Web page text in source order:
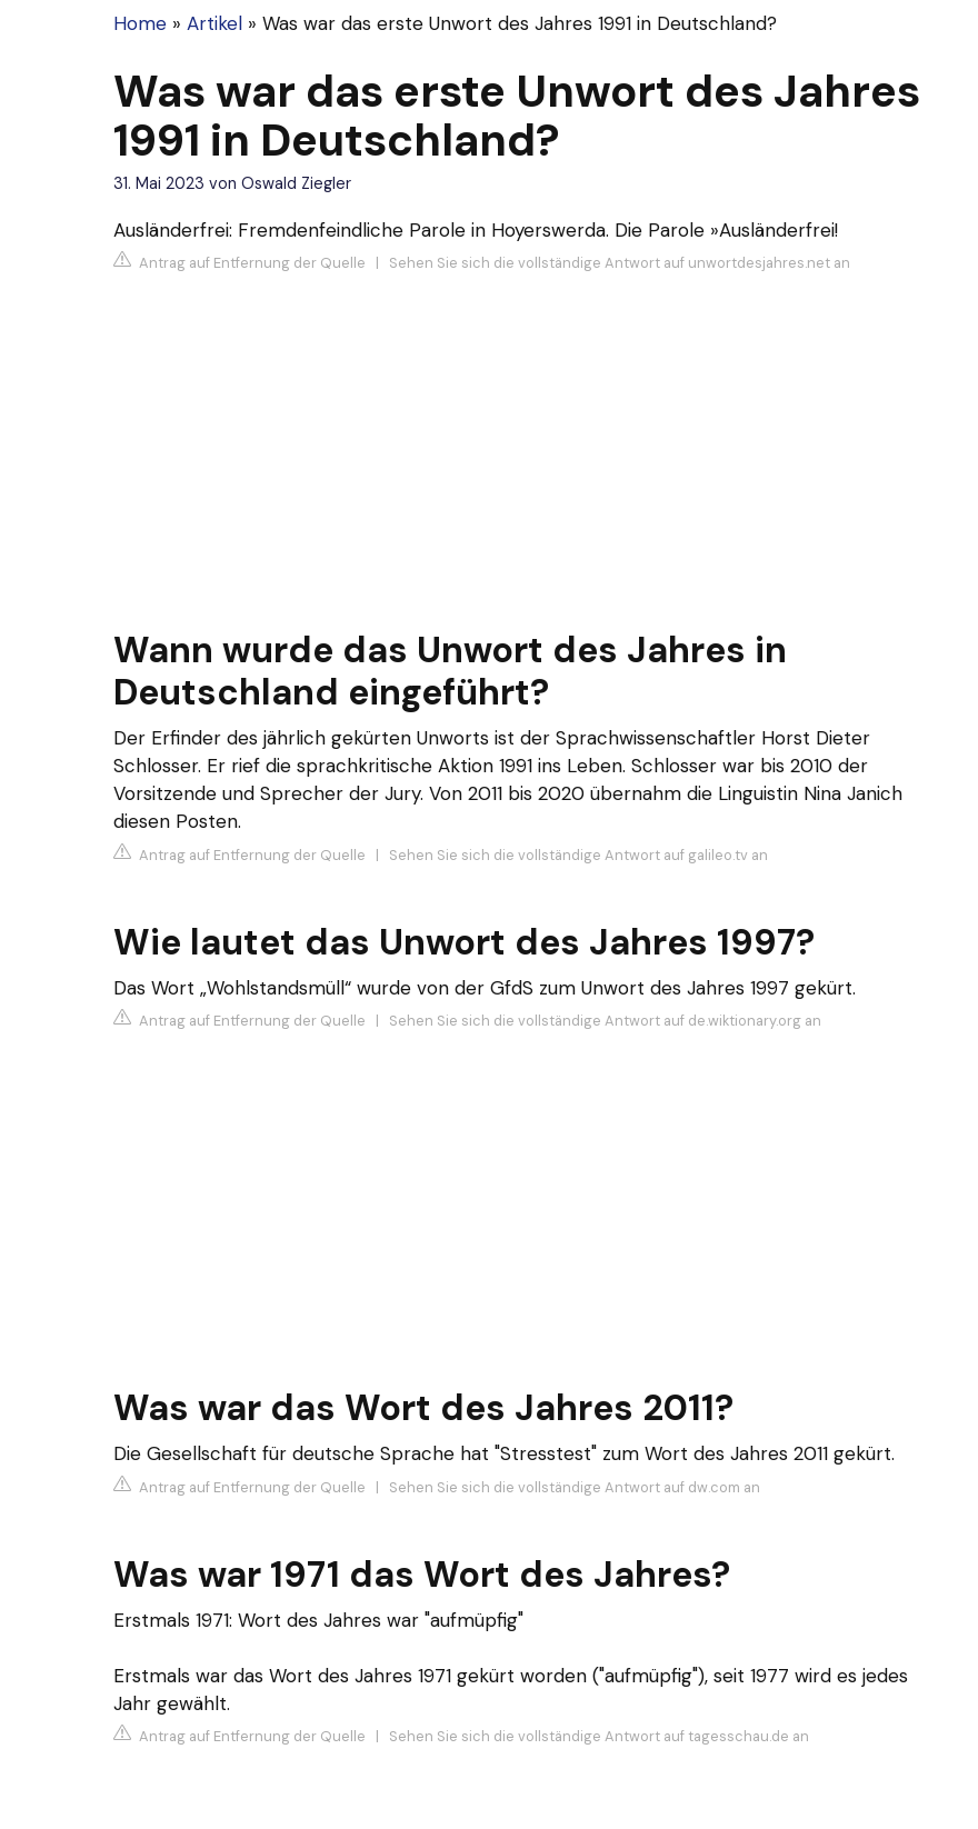
Home » Artikel » Was war das erste Unwort des Jahres 1991 in Deutschland?
Was war das erste Unwort des Jahres
1991 in Deutschland?
31. Mai 2023 von Oswald Ziegler
Ausländerfrei: Fremdenfeindliche Parole in Hoyerswerda. Die Parole »Ausländerfrei!
Antrag auf Entfernung der Quelle | Sehen Sie sich die vollständige Antwort auf unwortdesjahres.net an
Wann wurde das Unwort des Jahres in
Deutschland eingeführt?
Der Erfinder des jährlich gekürten Unworts ist der Sprachwissenschaftler Horst Dieter
Schlosser. Er rief die sprachkritische Aktion 1991 ins Leben. Schlosser war bis 2010 der
Vorsitzende und Sprecher der Jury. Von 2011 bis 2020 übernahm die Linguistin Nina Janich
diesen Posten.
Antrag auf Entfernung der Quelle | Sehen Sie sich die vollständige Antwort auf galileo.tv an
Wie lautet das Unwort des Jahres 1997?
Das Wort „Wohlstandsmüll“ wurde von der GfdS zum Unwort des Jahres 1997 gekürt.
Antrag auf Entfernung der Quelle | Sehen Sie sich die vollständige Antwort auf de.wiktionary.org an
Was war das Wort des Jahres 2011?
Die Gesellschaft für deutsche Sprache hat "Stresstest" zum Wort des Jahres 2011 gekürt.
Antrag auf Entfernung der Quelle | Sehen Sie sich die vollständige Antwort auf dw.com an
Was war 1971 das Wort des Jahres?
Erstmals 1971: Wort des Jahres war "aufmüpfig"
Erstmals war das Wort des Jahres 1971 gekürt worden ("aufmüpfig"), seit 1977 wird es jedes
Jahr gewählt.
Antrag auf Entfernung der Quelle | Sehen Sie sich die vollständige Antwort auf tagesschau.de an